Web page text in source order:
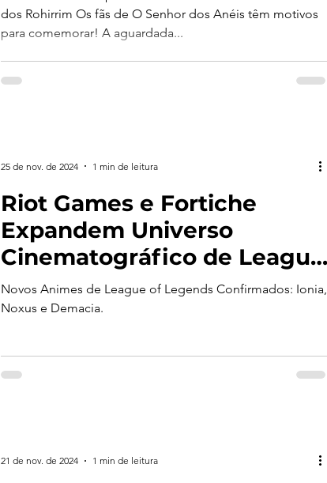
dos Rohirrim Os fãs de O Senhor dos Anéis têm motivos
para comemorar! A aguardada...
Riot Games e Fortiche
Expandem Universo
Cinematográfico de League
of Legends
Novos Animes de League of Legends Confirmados: Ionia,
Noxus e Demacia.
25 de nov. de 2024 1 min de leitura
21 de nov. de 2024 1 min de leitura